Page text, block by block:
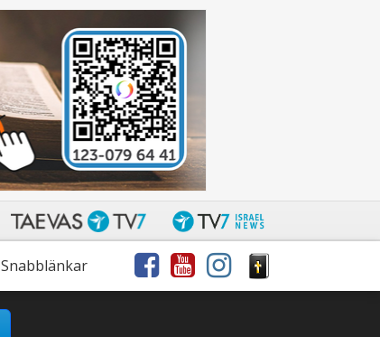
Snabblänkar